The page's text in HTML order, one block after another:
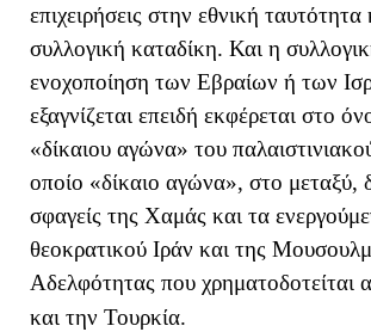
επιχειρήσεις στην εθνική ταυτότητα
συλλογική καταδίκη. Και η
ενοχοποίηση των Εβραίων ή των
εξαγνίζεται επειδή εκφέρεται στο
«δίκαιου αγώνα» του
οποίο «δίκαιο αγώνα», στο μεταξύ,
σφαγείς της Χαμάς και τα
θεοκρατικού Ιράν και της
Αδελφότητας που χρηματοδοτείται
και την Τουρκία.